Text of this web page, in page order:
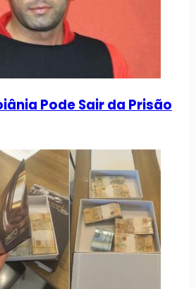
Pode Sair da Prisão